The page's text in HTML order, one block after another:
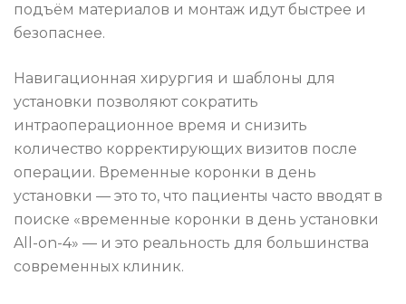
подъём материалов и монтаж идут быстрее и
безопаснее.
Навигационная хирургия и шаблоны для
установки позволяют сократить
интраоперационное время и снизить
количество корректирующих визитов после
операции. Временные коронки в день
установки — это то, что пациенты часто вводят в
поиске «временные коронки в день установки
All-on-4» — и это реальность для большинства
современных клиник.